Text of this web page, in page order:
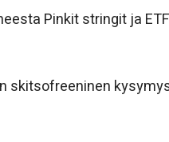
Pinkit stringit ja
skitsofreeninen